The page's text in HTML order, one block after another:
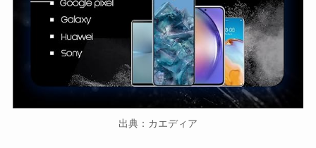
出典：カエディア